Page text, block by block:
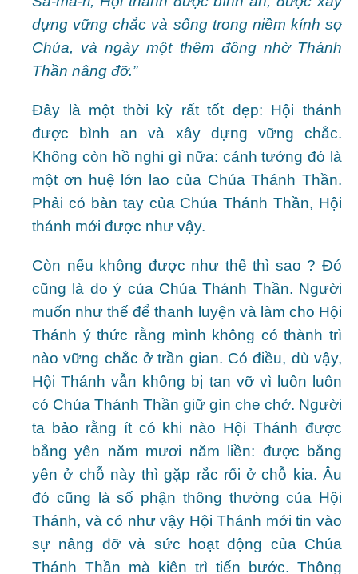
dựng vững chắc và sống trong niềm kính sợ
Chúa, và ngày một thêm đông nhờ Thánh
Thần nâng đỡ.”
Đây là một thời kỳ rất tốt đẹp: Hội thánh
được bình an và xây dựng vững chắc.
Không còn hồ nghi gì nữa: cảnh tưởng đó là
một ơn huệ lớn lao của Chúa Thánh Thần.
Phải có bàn tay của Chúa Thánh Thần, Hội
thánh mới được như vậy.
Còn nếu không được như thế thì sao ? Đó
cũng là do ý của Chúa Thánh Thần. Người
muốn như thế để thanh luyện và làm cho Hội
Thánh ý thức rằng mình không có thành trì
nào vững chắc ở trần gian. Có điều, dù vậy,
Hội Thánh vẫn không bị tan vỡ vì luôn luôn
có Chúa Thánh Thần giữ gìn che chở. Người
ta bảo rằng ít có khi nào Hội Thánh được
bằng yên năm mươi năm liền: được bằng
yên ở chỗ này thì gặp rắc rối ở chỗ kia. Âu
đó cũng là số phận thông thường của Hội
Thánh, và có như vậy Hội Thánh mới tin vào
sự nâng đỡ và sức hoạt động của Chúa
Thánh Thần mà kiên trì tiến bước. Thông